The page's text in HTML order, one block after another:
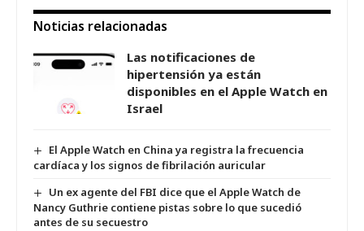
Noticias relacionadas
Las notificaciones de
hipertensión ya están
disponibles en el Apple Watch en
Israel
El Apple Watch en China ya registra la frecuencia
cardíaca y los signos de fibrilación auricular
Un ex agente del FBI dice que el Apple Watch de
Nancy Guthrie contiene pistas sobre lo que sucedió
antes de su secuestro